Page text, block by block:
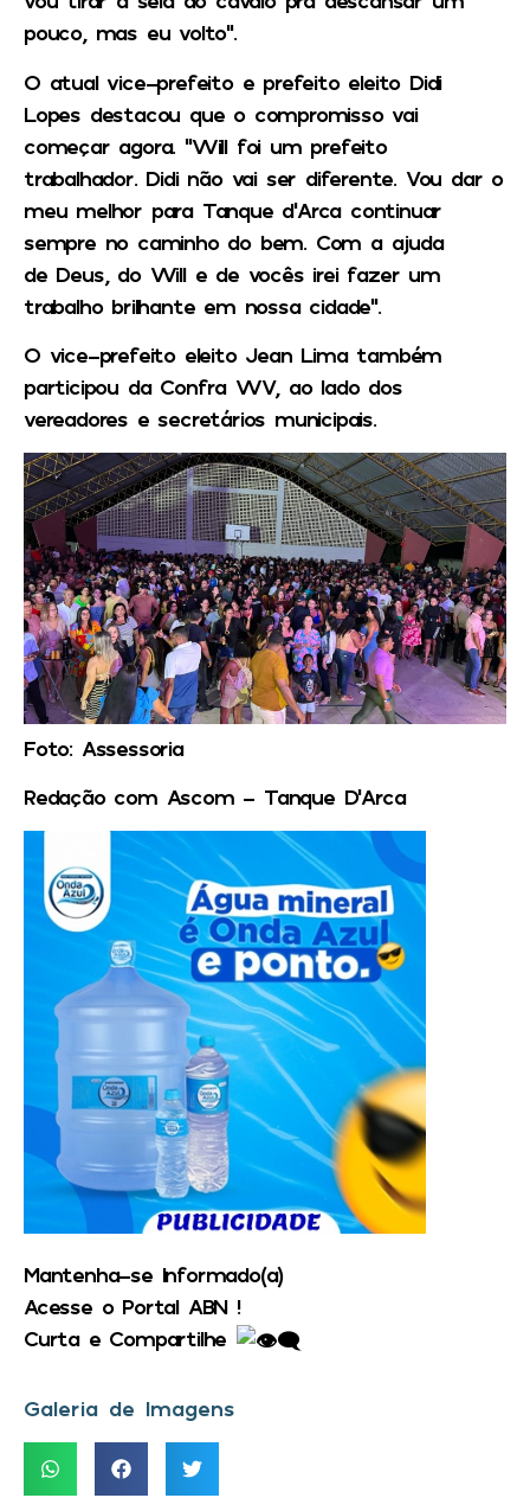
pouco, mas eu volto”.
O atual vice-prefeito e prefeito eleito Didi
Lopes destacou que o compromisso vai
começar agora. “Will foi um prefeito
trabalhador. Didi não vai ser diferente. Vou dar o
meu melhor para Tanque d’Arca continuar
sempre no caminho do bem. Com a ajuda
de Deus, do Will e de vocês irei fazer um
trabalho brilhante em nossa cidade”.
O vice-prefeito eleito Jean Lima também
participou da Confra WV, ao lado dos
vereadores e secretários municipais.
Foto: Assessoria
Redação com Ascom – Tanque D’Arca
Mantenha-se Informado(a)
Acesse o Portal ABN !
Curta e Compartilhe
Galeria de Imagens